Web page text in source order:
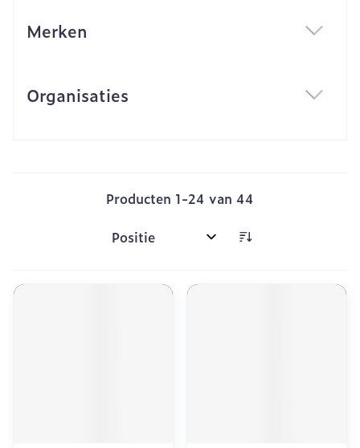
Merken
Organisaties
Producten 1-24 van 44
Sorteer op: